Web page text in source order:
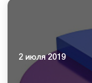
2 июля 2019